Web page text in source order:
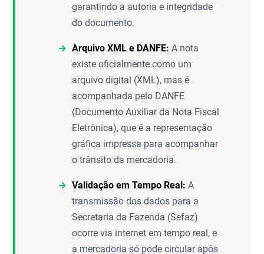
garantindo a autoria e integridade
do documento.
Arquivo XML e DANFE: A nota
existe oficialmente como um
arquivo digital (XML), mas é
acompanhada pelo DANFE
(Documento Auxiliar da Nota Fiscal
Eletrônica), que é a representação
gráfica impressa para acompanhar
o trânsito da mercadoria.
Validação em Tempo Real: A
transmissão dos dados para a
Secretaria da Fazenda (Sefaz)
ocorre via internet em tempo real, e
a mercadoria só pode circular após